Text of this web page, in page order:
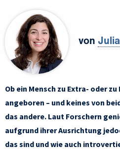
von
Ob ein Mensch zu Extra- oder
angeboren – und keines von
das andere. Laut Forschern
aufgrund ihrer Ausrichtung
das sind und wie auch